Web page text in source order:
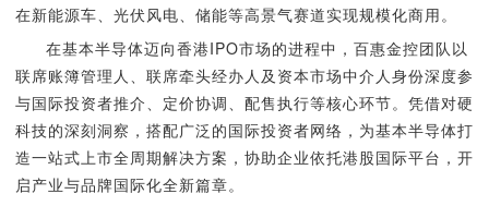
在新能源车、光伏风电、储能等高景气赛道实现规模化商用。
在基本半导体迈向香港IPO市场的进程中，百惠金控团队以
联席账簿管理人、联席牵头经办人及资本市场中介人身份深度参
与国际投资者推介、定价协调、配售执行等核心环节。凭借对硬
科技的深刻洞察，搭配广泛的国际投资者网络，为基本半导体打
造一站式上市全周期解决方案，协助企业依托港股国际平台，开
启产业与品牌国际化全新篇章。